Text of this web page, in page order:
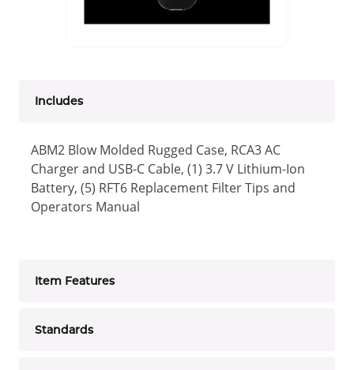
Includes
ABM2 Blow Molded Rugged Case, RCA3 AC
Charger and USB-C Cable, (1) 3.7 V Lithium-Ion
Battery, (5) RFT6 Replacement Filter Tips and
Operators Manual
Item Features
Standards